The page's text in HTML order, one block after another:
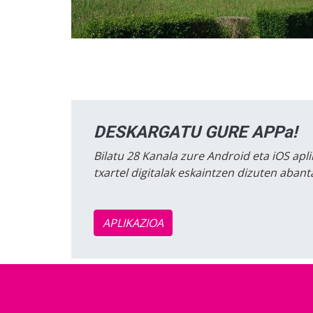
DESKARGATU GURE APPa!
Bilatu 28 Kanala zure Android eta iOS
txartel digitalak eskaintzen dizuten
APLIKAZIOA